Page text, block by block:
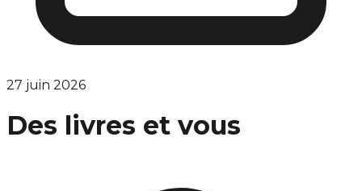
27 juin 2026
Des livres et vous